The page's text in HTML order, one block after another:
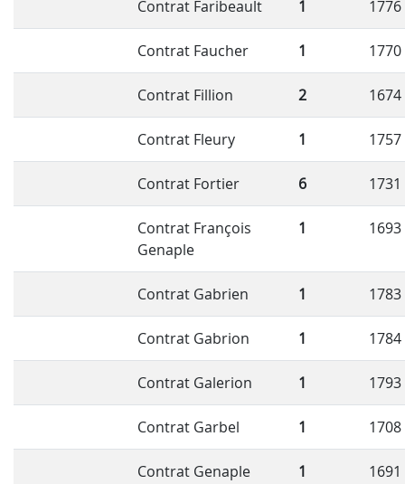
Contrat Faribeault 1 1776
Contrat Faucher 1 1770
Contrat Fillion 2 1674
Contrat Fleury 1 1757
Contrat Fortier 6 1731
Contrat François
Genaple
1 1693
Contrat Gabrien 1 1783
Contrat Gabrion 1 1784
Contrat Galerion 1 1793
Contrat Garbel 1 1708
Contrat Genaple 1 1691